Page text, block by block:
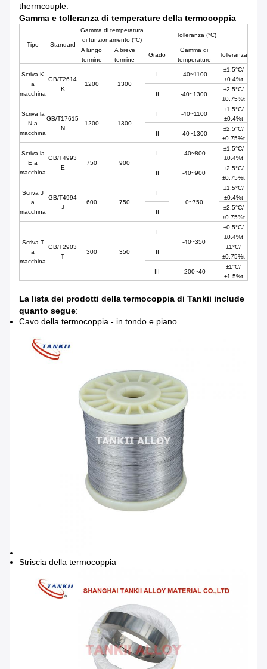
thermcouple.
Gamma e tolleranza di temperature della termocoppia
Tipo Standard
Gamma di temperatura
di funzionamento (°C)
Tolleranza (°C)
A lungo
termine
A breve
termine
Grado
Gamma di
temperature
Tolleranza
Scriva K
a
macchina
GB/T2614
K
1200 1300
-40~1100
±1.5°C/
±0.4%t
-40~1300
±2.5°C/
±0.75%t
Scriva la
N a
macchina
GB/T17615
N
1200 1300
-40~1100
±1.5°C/
±0.4%t
-40~1300
±2.5°C/
±0.75%t
Scriva la
E a
macchina
GB/T4993
E
750 900
-40~800
±1.5°C/
±0.4%t
-40~900
±2.5°C/
±0.75%t
Scriva J
a
macchina
GB/T4994
J
600 750
0~750
±1.5°C/
±0.4%t
±2.5°C/
±0.75%t
Scriva T
a
macchina
GB/T2903
T
300 350
-40~350
±0.5°C/
±0.4%t
±1°C/
±0.75%t
-200~40
±1°C/
±1.5%t
La lista dei prodotti della termocoppia di Tankii include
quanto segue:
Cavo della termocoppia - in tondo e piano
Striscia della termocoppia